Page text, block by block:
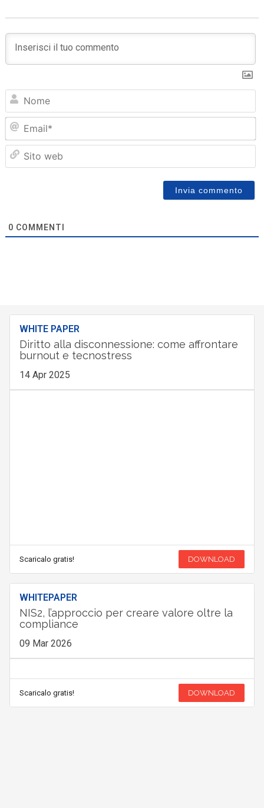
0 COMMENTI
WHITE PAPER
Diritto alla disconnessione: come affrontare
burnout e tecnostress
14 Apr 2025
Scaricalo gratis! DOWNLOAD
WHITEPAPER
NIS2, l’approccio per creare valore oltre la
compliance
09 Mar 2026